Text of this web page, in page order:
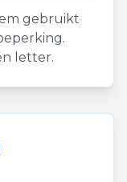
gebruikt
letter.